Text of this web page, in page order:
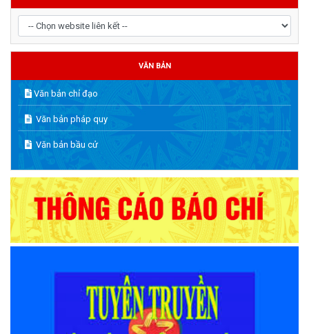
VĂN BẢN
Văn bản chỉ đạo
Văn bản pháp quy
Văn bản bầu cử